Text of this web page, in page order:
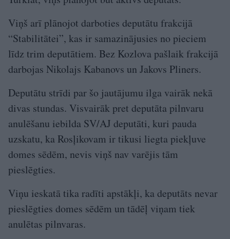
Viņš arī plānojot darboties deputātu frakcijā
“Stabilitātei”, kas ir samazinājusies no pieciem
līdz trim deputātiem. Bez Kozlova pašlaik frakcijā
darbojas Nikolajs Kabanovs un Jakovs Pliners.
Deputātu strīdi par šo jautājumu ilga vairāk nekā
divas stundas. Visvairāk pret deputāta pilnvaru
anulēšanu iebilda SV/AJ deputāti, kuri pauda
uzskatu, ka Rosļikovam ir tikusi liegta piekļuve
domes sēdēm, nevis viņš nav varējis tām
pieslēgties.
Viņu ieskatā tika radīti apstākļi, ka deputāts nevar
pieslēgties domes sēdēm un tādēļ viņam tiek
anulētas pilnvaras.